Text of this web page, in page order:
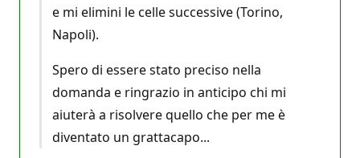
e mi elimini le celle successive (Torino,
Napoli).
Spero di essere stato preciso nella
domanda e ringrazio in anticipo chi mi
aiuterà a risolvere quello che per me è
diventato un grattacapo...